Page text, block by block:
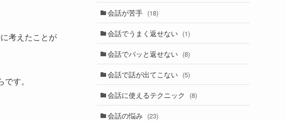
考えたことが
です。
会話が苦手 (18)
会話でうまく返せない (1)
会話でパッと返せない (8)
会話で話が出てこない (5)
会話に使えるテクニック (8)
会話の悩み (23)